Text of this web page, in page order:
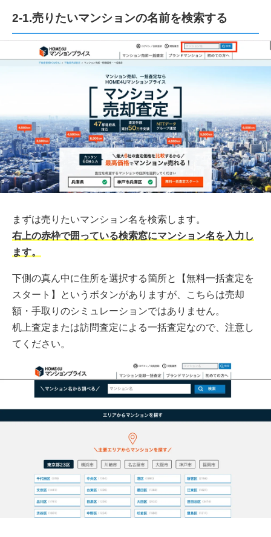
2-1.売りたいマンションの名前を検索する
まずは売りたいマンション名を検索します。
右上の赤枠で囲っている検索窓にマンション名を入力し
ます。
下側の真ん中に住所を選択する箇所と【無料一括査定を
スタート】というボタンがありますが、こちらは売却
額・手取りのシミュレーションではありません。
机上査定または訪問査定による一括査定なので、注意し
てください。